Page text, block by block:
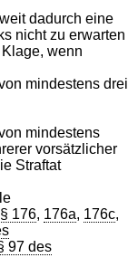
dadurch eine
nicht zu erwarten
wenn
mindestens drei
mindestens
vorsätzlicher
Straftat
176, 176a, 176c,
97 des